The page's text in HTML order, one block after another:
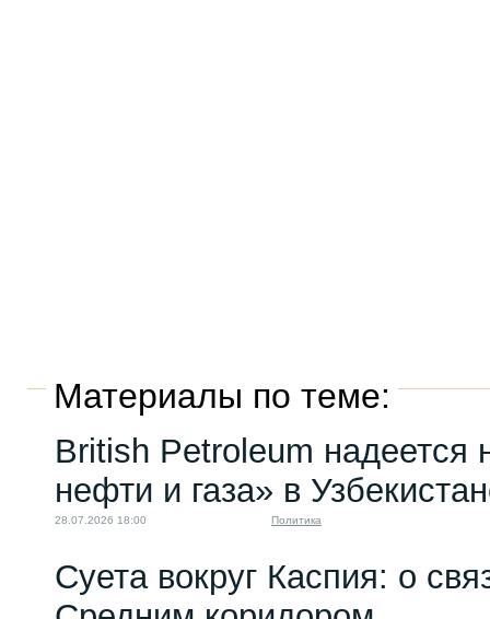
Материалы по теме:
British Petroleum надеется
нефти и газа» в
28.07.2026 18:00 Политика
Суета вокруг Каспия: о